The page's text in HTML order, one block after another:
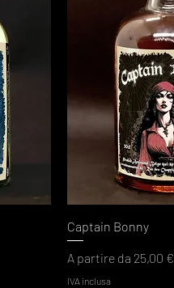
Captain Bonny
A partire da 25,00 €
Prezzo scontato
IVA inclusa